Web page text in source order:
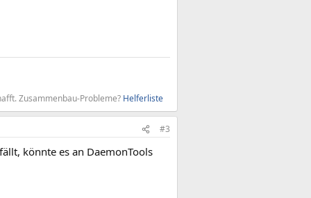
Zusammenbau-Probleme? Helferliste
#3
könnte es an DaemonTools